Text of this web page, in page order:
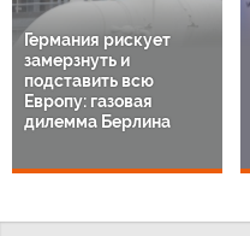
Германия рискует
замерзнуть и
подставить всю
Европу: газовая
дилемма Берлина